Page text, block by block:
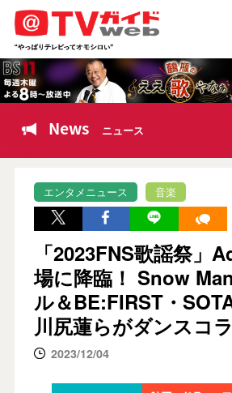
News ニュース
エンタメニュース 音楽
「2023FNS歌謡祭」
場に降臨！ Snow
ル＆BE:FIRST・
川尻蓮らがダンスコ
2023/12/04